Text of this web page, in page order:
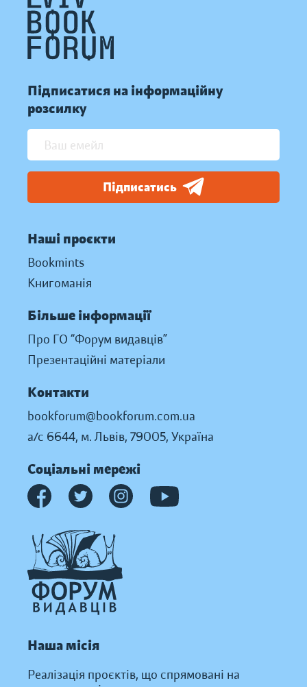
Підписатися на інформаційну
розсилку
Підписатись
Наші проєкти
Bookmints
Книгоманія
Більше інформації
Про ГО “Форум видавців”
Презентаційні матеріали
Контакти
bookforum@bookforum.com.ua
а/с 6644, м. Львів, 79005, Україна
Соціальні мережі
Наша місія
Реалізація проєктів, що спрямовані на